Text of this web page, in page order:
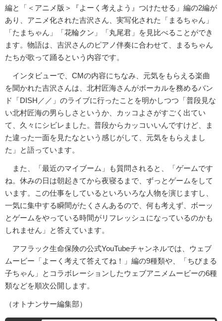
編と「＜アニメ版＞『よーく考えよう』つけたせる」編の2編が
あり、アニメ化された吉沢さん、実写化された「まるちゃん」
「たまちゃん」「花輪クン」「丸尾君」を見比べることができ
ます。物語は、吉沢さんのピアノ伴奏に合わせて、まるちゃん
たちが歌って踊るという内容です。
インタビューで、CMの内容にちなみ、元気をもらえる楽曲
を聞かれた吉沢さんは、北村匠海さんがボーカルを務めるバン
ド「DISH／／」のライブに行ったことを明かしつつ「普段見な
い北村匠海の男らしさというか、カッコよさがすごく出てい
て、久々にシビレました。普段からカッコいいんですけど、ま
た違った一面を見たなという感じがして、元気をもらえまし
た」と語っています。
また、「最近のマイブーム」も質問されると、「ゲームです
ね。休みの日は朝起きてから夜寝るまで、ずっとゲームをして
います。この仕事をしているといろいろな人物を演じますし、
一気に集中する瞬間がたくさんあるので、何も考えず、ボーッ
とゲームをやっている時間がリフレッシュになっているのかも
しれません」と答えています。
アフラック生命保険の公式YouTubeチャンネルでは、ウェブ
ムービー「よーく考えて答えてね！」編の9種類や、「ちびまる
子ちゃん」とコラボレーションしたウェブアニメムービーの6種
類などを順次公開します。
（オトナンサー編集部）